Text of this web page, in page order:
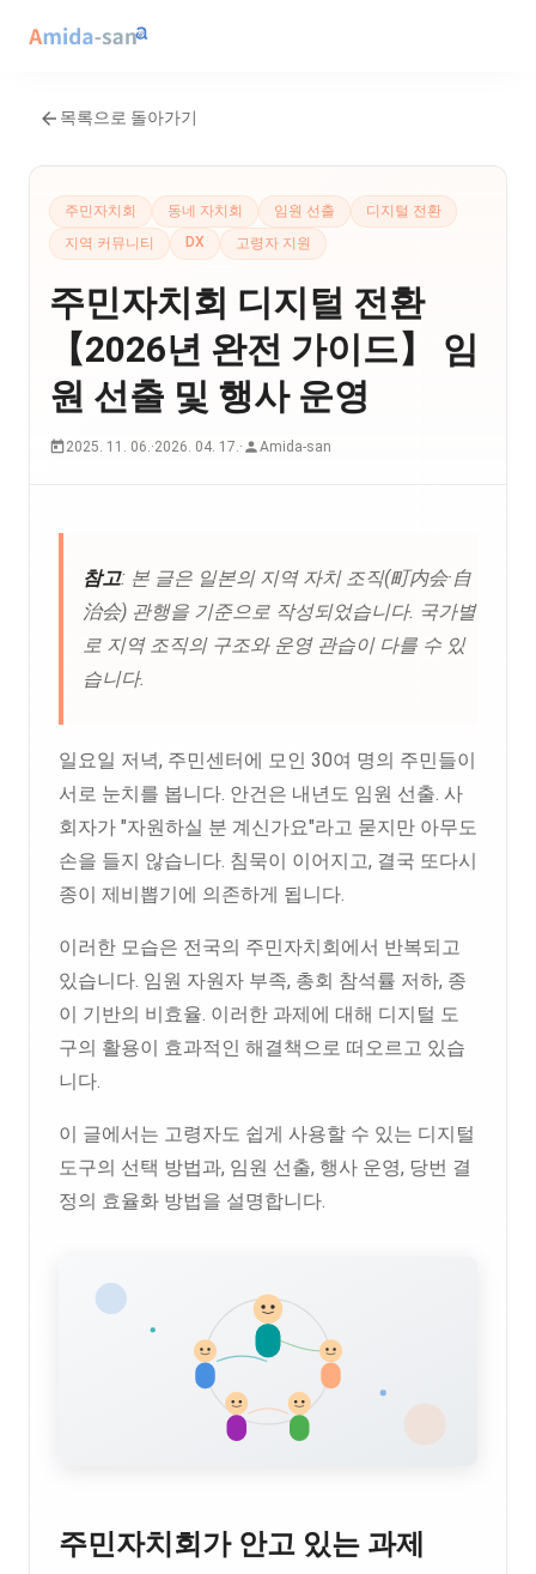
목록으로 돌아가기
주민자치회 동네 자치회 임원 선출
디지털 전환
지역 커뮤니티
DX 고령자 지원
주민자치회 디지털 전환
【2026년 완전 가이드】 임
원 선출 및 행사 운영
2025. 11. 06.·2026. 04. 17.· Amida-san
참고: 본 글은 일본의 지역 자치 조직(町内会·自
治会) 관행을 기준으로 작성되었습니다. 국가별
로 지역 조직의 구조와 운영 관습이 다를 수 있
습니다.
일요일 저녁, 주민센터에 모인 30여 명의 주민들이
서로 눈치를 봅니다. 안건은 내년도 임원 선출. 사
회자가 "자원하실 분 계신가요"라고 묻지만 아무도
손을 들지 않습니다. 침묵이 이어지고, 결국 또다시
종이 제비뽑기에 의존하게 됩니다.
이러한 모습은 전국의 주민자치회에서 반복되고
있습니다. 임원 자원자 부족, 총회 참석률 저하, 종
이 기반의 비효율. 이러한 과제에 대해 디지털 도
구의 활용이 효과적인 해결책으로 떠오르고 있습
니다.
이 글에서는 고령자도 쉽게 사용할 수 있는 디지털
도구의 선택 방법과, 임원 선출, 행사 운영, 당번 결
정의 효율화 방법을 설명합니다.
주민자치회가 안고 있는 과제